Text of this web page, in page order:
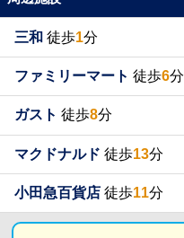
三和 徒歩1分
ファミリーマート 徒歩6分
ガスト 徒歩8分
マクドナルド 徒歩13分
小田急百貨店 徒歩11分